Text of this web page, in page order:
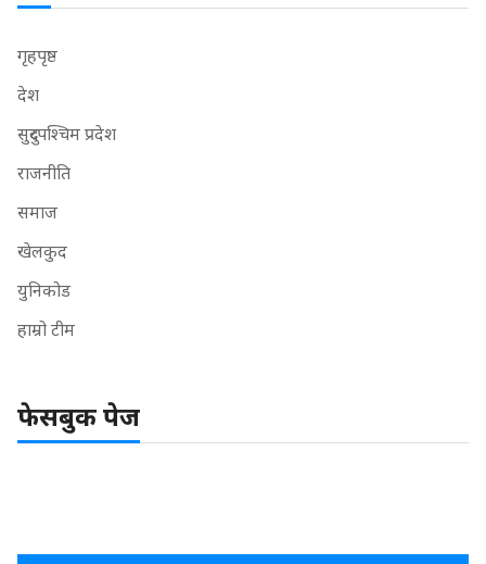
गृहपृष्ठ
देश
सुदुरपश्चिम प्रदेश
राजनीति
समाज
खेलकुद
युनिकोड
हाम्रो टीम
फेसबुक पेज